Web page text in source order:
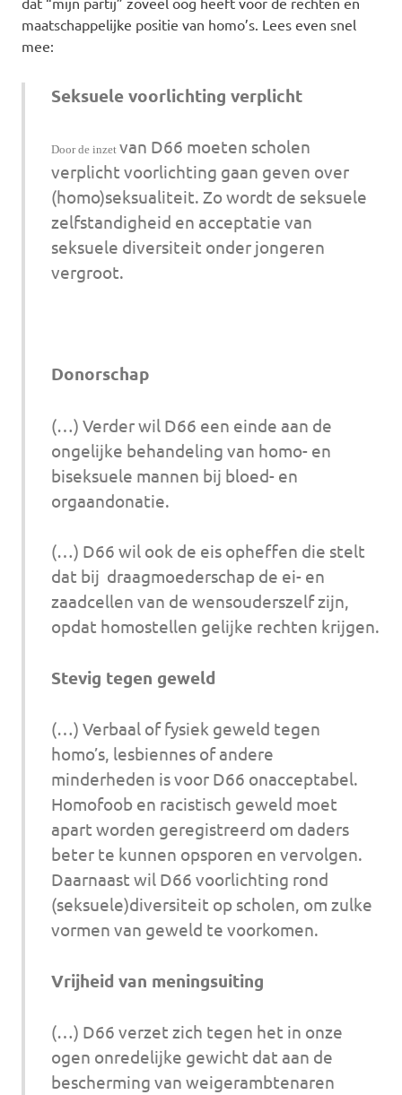
maatschappelijke positie van homo’s. Lees even snel
mee:
Seksuele voorlichting verplicht
Door de inzet van D66 moeten scholen
verplicht voorlichting gaan geven over
(homo)seksualiteit. Zo wordt de seksuele
zelfstandigheid en acceptatie van
seksuele diversiteit onder jongeren
vergroot.
Donorschap
(…) Verder wil D66 een einde aan de
ongelijke behandeling van homo- en
biseksuele mannen bij bloed- en
orgaandonatie.
(…) D66 wil ook de eis opheffen die stelt
dat bij draagmoederschap de ei- en
zaadcellen van de wensouderszelf zijn,
opdat homostellen gelijke rechten krijgen.
Stevig tegen geweld
(…) Verbaal of fysiek geweld tegen
homo’s, lesbiennes of andere
minderheden is voor D66 onacceptabel.
Homofoob en racistisch geweld moet
apart worden geregistreerd om daders
beter te kunnen opsporen en vervolgen.
Daarnaast wil D66 voorlichting rond
(seksuele)diversiteit op scholen, om zulke
vormen van geweld te voorkomen.
Vrijheid van meningsuiting
(…) D66 verzet zich tegen het in onze
ogen onredelijke gewicht dat aan de
bescherming van weigerambtenaren